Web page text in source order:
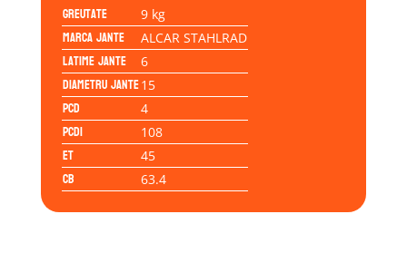
Greutate 9 kg
Marca jante ALCAR STAHLRAD
Latime jante 6
Diametru jante15
PCD 4
PCD1 108
ET 45
CB 63.4